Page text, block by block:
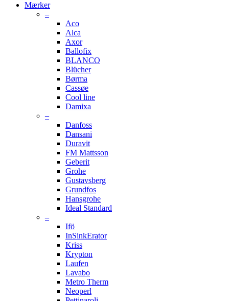
Mærker
–
Aco
Alca
Axor
Ballofix
BLANCO
Blücher
Børma
Cassøe
Cool line
Damixa
–
Danfoss
Dansani
Duravit
FM Mattsson
Geberit
Grohe
Gustavsberg
Grundfos
Hansgrohe
Ideal Standard
–
Ifö
InSinkErator
Kriss
Krypton
Laufen
Lavabo
Metro Therm
Neoperl